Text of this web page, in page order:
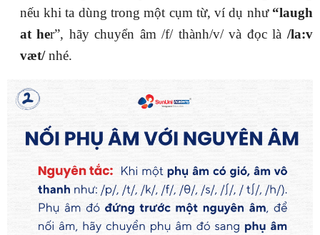
nếu khi ta dùng trong một cụm từ, ví dụ như “laugh
at her”, hãy chuyển âm /f/ thành/v/ và đọc là /la:v
væt/nhé.